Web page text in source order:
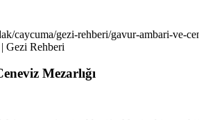
caycuma/gezi-rehberi/gavur-ambari-ve-
Gezi Rehberi
Mezarlığı